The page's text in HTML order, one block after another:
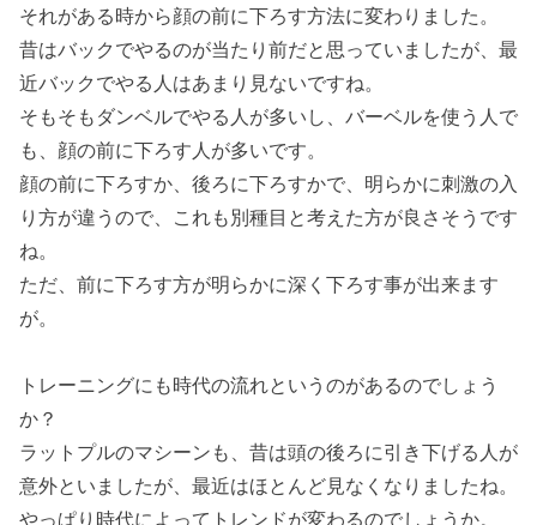
それがある時から顔の前に下ろす方法に変わりました。
昔はバックでやるのが当たり前だと思っていましたが、最
近バックでやる人はあまり見ないですね。
そもそもダンベルでやる人が多いし、バーベルを使う人で
も、顔の前に下ろす人が多いです。
顔の前に下ろすか、後ろに下ろすかで、明らかに刺激の入
り方が違うので、これも別種目と考えた方が良さそうです
ね。
ただ、前に下ろす方が明らかに深く下ろす事が出来ます
が。
トレーニングにも時代の流れというのがあるのでしょう
か？
ラットプルのマシーンも、昔は頭の後ろに引き下げる人が
意外といましたが、最近はほとんど見なくなりましたね。
やっぱり時代によってトレンドが変わるのでしょうか。